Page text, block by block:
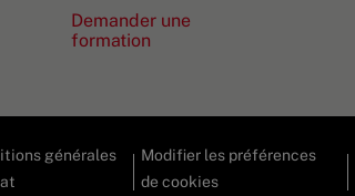
Demander une
formation
générales
Modifier les préférences
de cookies